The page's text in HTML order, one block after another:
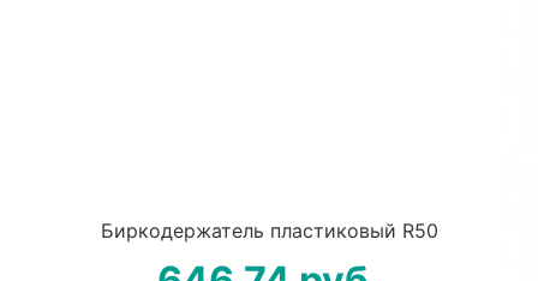
Биркодержатель пластиковый R50